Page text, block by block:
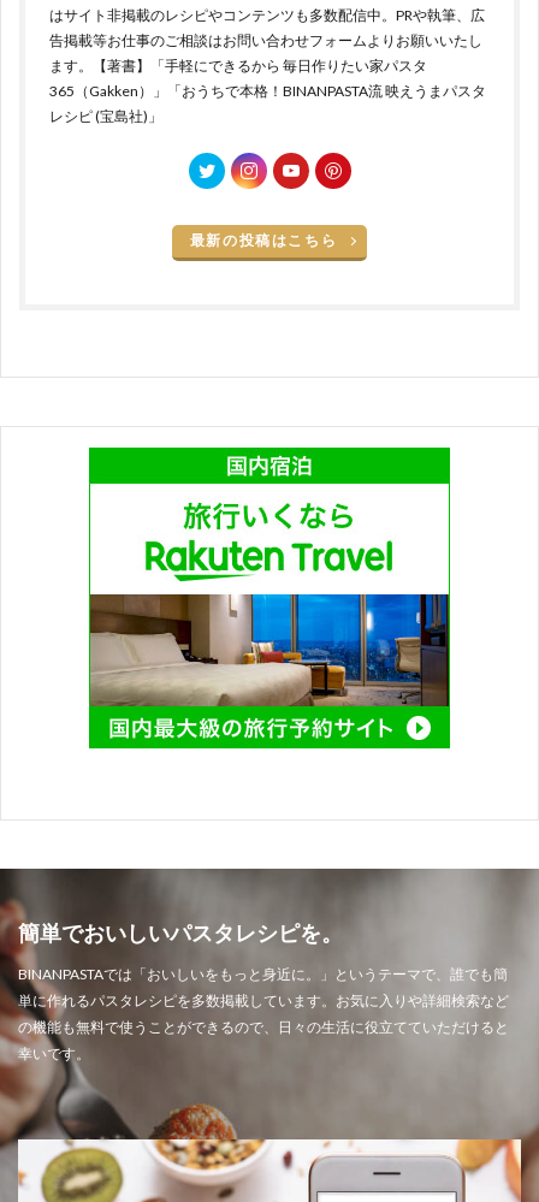
はサイト非掲載のレシピやコンテンツも多数配信中。PRや執筆、広
告掲載等お仕事のご相談はお問い合わせフォームよりお願いいたし
ます。【著書】「手軽にできるから 毎日作りたい家パスタ
365（Gakken）」「おうちで本格！BINANPASTA流 映えうまパスタ
レシピ (宝島社)」
最新の投稿はこちら
簡単でおいしいパスタレシピを。
BINANPASTAでは「おいしいをもっと身近に。」というテーマで、誰でも簡
単に作れるパスタレシピを多数掲載しています。お気に入りや詳細検索など
の機能も無料で使うことができるので、日々の生活に役立てていただけると
幸いです。